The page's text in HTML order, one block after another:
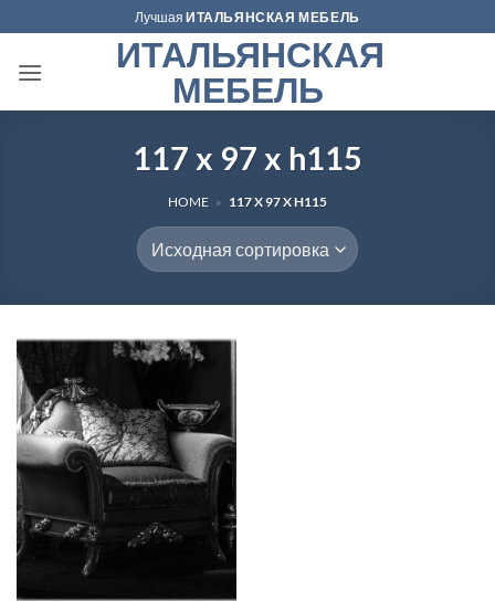
to
content
ЛучшаяИТАЛЬЯНСКАЯ МЕБЕЛЬ
ИТАЛЬЯНСКАЯ
МЕБЕЛЬ
117 x 97 x h115
HOME » 117 X 97 X H115